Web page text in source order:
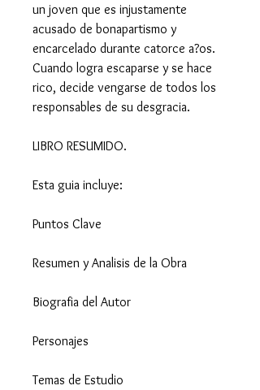
un joven que es injustamente
acusado de bonapartismo y
encarcelado durante catorce a?os.
Cuando logra escaparse y se hace
rico, decide vengarse de todos los
responsables de su desgracia.
LIBRO RESUMIDO.
Esta guia incluye:
Puntos Clave
Resumen y Analisis de la Obra
Biografia del Autor
Personajes
Temas de Estudio